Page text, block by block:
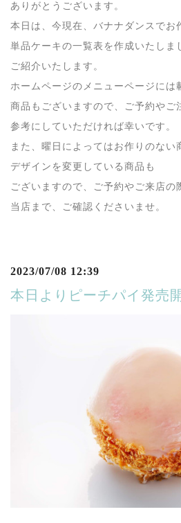
ありがとうございます。
本日は、今現在、バナナダンスでお
単品ケーキの一覧表を作成いたしま
ご紹介いたします。
ホームページのメニューページには
商品もございますので、ご予約やご
参考にしていただければ幸いです。
また、曜日によってはお作りのない
デザインを変更している商品も
ございますので、ご予約やご来店の
当店まで、ご確認くださいませ。
2023/07/08 12:39
本日よりピーチパイ発売